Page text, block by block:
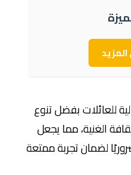
للعائلات بفضل تنوع
الغنية، مما يجعل
لضمان تجربة ممتعة